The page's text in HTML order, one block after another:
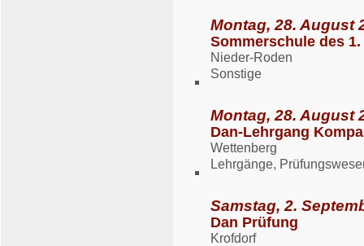
Montag, 28. August
Sommerschule des
Nieder-Roden
Sonstige
Montag, 28. August
Dan-Lehrgang
Wettenberg
Lehrgänge,
Samstag, 2.
Dan Prüfung
Krofdorf